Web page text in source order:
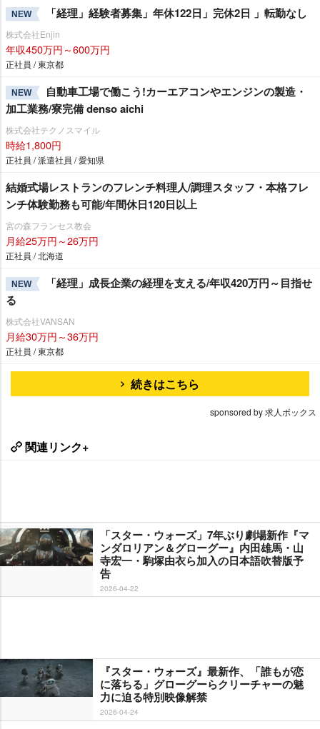
NEW 「経理」経験者募集」年休122日」完休2日 」転勤なし
株式会社Enjin
年収450万円～600万円
正社員 / 東京都
NEW
自動車工場で働こう!カーエアコンやエンジンの製造・
加工業務/寮完備 denso aichi
株式会社テクノスマイル
時給1,800円
正社員 / 派遣社員 / 愛知県
結婚式場レストランのフレンチ料理人/調理スタッフ・本格フレ
ンチ体験勤務も可能/年間休日120日以上
宮の森フランセス教会
月給25万円～26万円
正社員 / 北海道
NEW
「経理」成長企業の経理を支える/年収420万円～目指せ
る
株式会社VANSAN
月給30万円～36万円
正社員 / 東京都
続きはこちら
sponsored by 求人ボックス
関連リンク+
「スター・ウォーズ」7年ぶり劇場新作『マ
ンダロリアン＆グローグー』内田雄馬・山
寺宏一・駒塚由衣ら加入の日本語吹替版予
告
2026-04-22
『スター・ウォーズ』最新作、「誰もが恋
に落ちる」グローグーらクリーチャーの魅
力に迫る特別映像解禁
2026-04-24